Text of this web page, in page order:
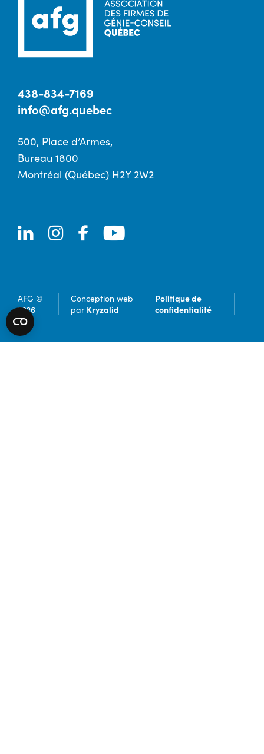
438-834-7169
info@afg.quebec
500, Place d’Armes,
Bureau 1800
Montréal (Québec) H2Y 2W2
AFG ©
2026
Conception web
par Kryzalid
Politique de
confidentialité